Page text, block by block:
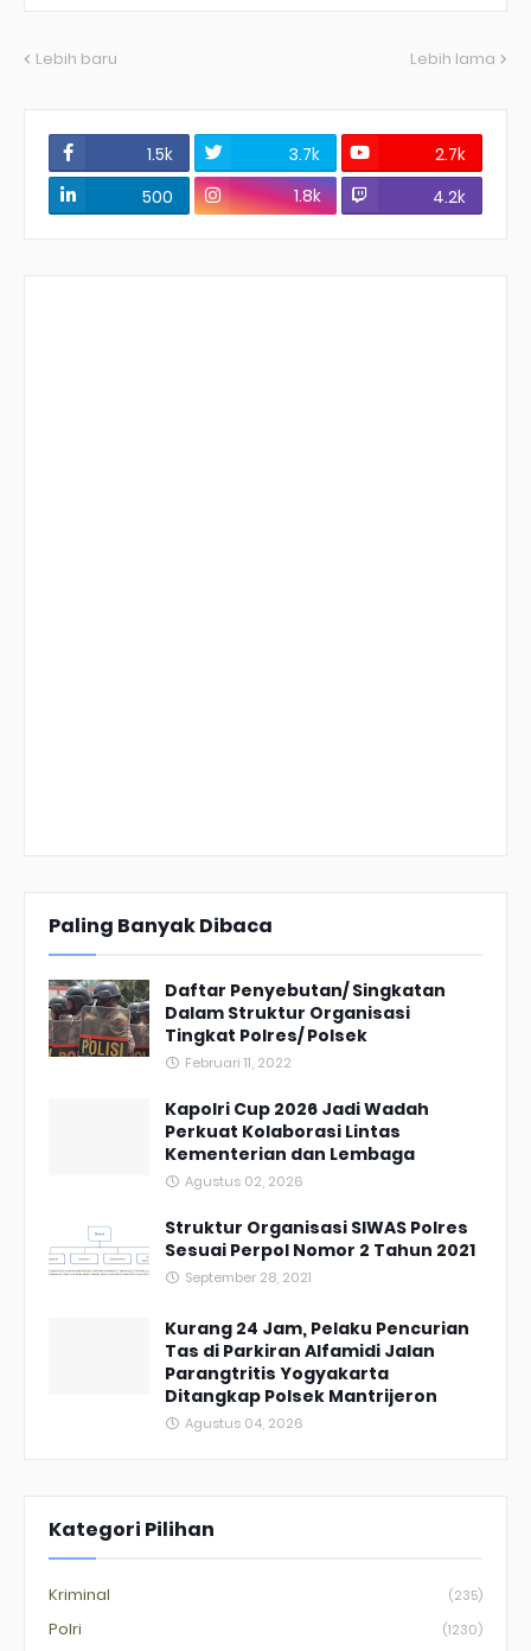
Lebih baru Lebih lama
1.5k 3.7k
2.7k
500
1.8k 4.2k
Paling Banyak Dibaca
Daftar Penyebutan/ Singkatan
Dalam Struktur Organisasi
Tingkat Polres/ Polsek
Februari 11, 2022
Kapolri Cup 2026 Jadi Wadah
Perkuat Kolaborasi Lintas
Kementerian dan Lembaga
Agustus 02, 2026
Struktur Organisasi SIWAS Polres
Sesuai Perpol Nomor 2 Tahun 2021
September 28, 2021
Kurang 24 Jam, Pelaku Pencurian
Tas di Parkiran Alfamidi Jalan
Parangtritis Yogyakarta
Ditangkap Polsek Mantrijeron
Agustus 04, 2026
Kategori Pilihan
Kriminal (235)
Polri (1230)